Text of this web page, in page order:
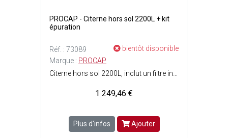
PROCAP - Citerne hors sol 2200L + kit
épuration
Réf. : 73089
bientôt disponible
Marque : PROCAP
1 249,46 €
Plus d'infos Ajouter